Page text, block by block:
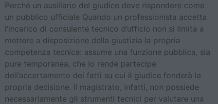
Perché un ausiliario del giudice deve rispondere come
un pubblico ufficiale Quando un professionista accetta
l’incarico di consulente tecnico d’ufficio non si limita a
mettere a disposizione della giustizia la propria
competenza tecnica: assume una funzione pubblica, sia
pure temporanea, che lo rende partecipe
dell’accertamento dei fatti su cui il giudice fonderà la
propria decisione. Il magistrato, infatti, non possiede
necessariamente gli strumenti tecnici per valutare una